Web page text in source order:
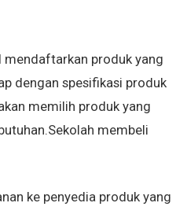
produk yang
dengan spesifikasi produk
memilih produk yang
membeli
ke penyedia produk yang